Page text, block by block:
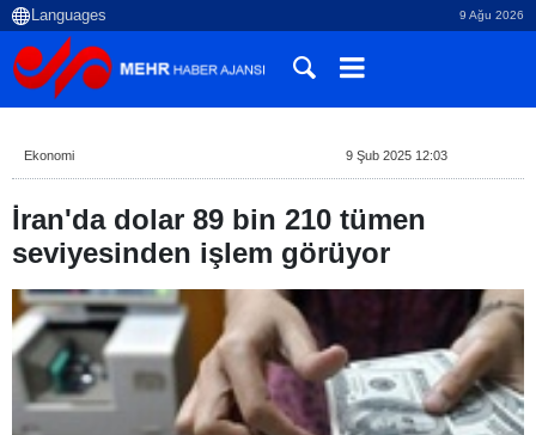
9 Ağu 2026
Ekonomi 9 Şub 2025 12:03
İran'da dolar 89 bin 210 tümen
seviyesinden işlem görüyor